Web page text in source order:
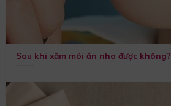
Sau khi xăm môi ăn nho được không?